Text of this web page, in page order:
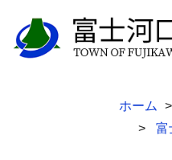
ホーム
富